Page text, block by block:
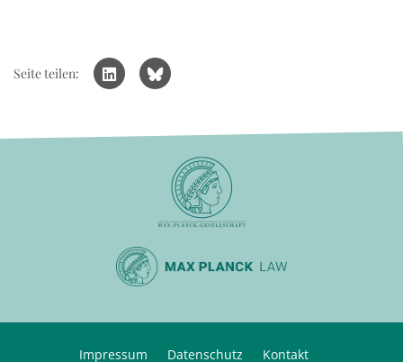
Seite teilen:
Impressum Datenschutz Kontakt